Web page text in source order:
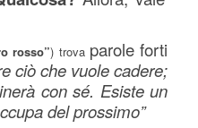
rosso”) trova parole forti
ciò che vuole cadere;
con sé. Esiste un
del prossimo”